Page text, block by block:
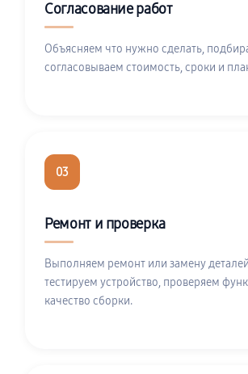
Согласование работ
Объясняем что нужно сделать,
согласовываем стоимость, сроки и
03
Ремонт и проверка
Выполняем ремонт или замену
тестируем устройство, проверяем
качество сборки.